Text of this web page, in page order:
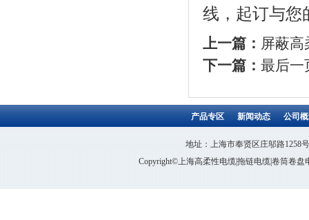
线，起订与您
上一篇： 屏蔽高
下一篇： 最后一
产品专区 新闻动态 公司
地址：上海市奉贤区庄邬路1258
Copyright©上海高柔性电缆|拖链电缆|卷筒卷盘